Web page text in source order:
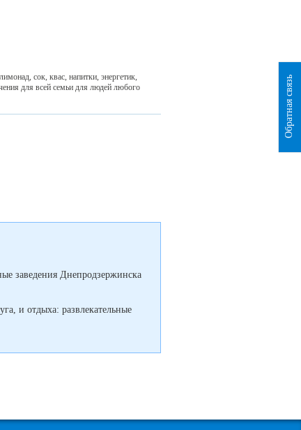
сок, квас, напитки, энергетик,
для всей семьи для людей любого
заведения Днепродзержинска
и отдыха: развлекательные
Обратная связь